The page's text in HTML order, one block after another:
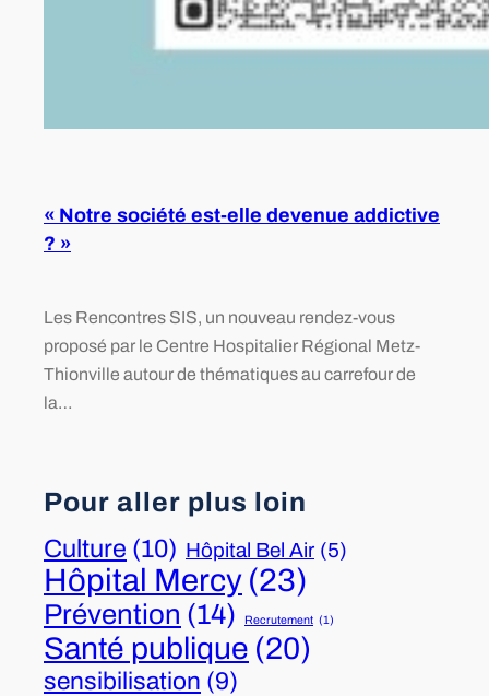
« Notre société est-elle devenue addictive
? »
Les Rencontres SIS, un nouveau rendez-vous
proposé par le Centre Hospitalier Régional Metz-
Thionville autour de thématiques au carrefour de
la…
Pour aller plus loin
Culture (10) Hôpital Bel Air (5)
Hôpital Mercy (23)
Prévention (14) Recrutement (1)
Santé publique (20)
sensibilisation (9)